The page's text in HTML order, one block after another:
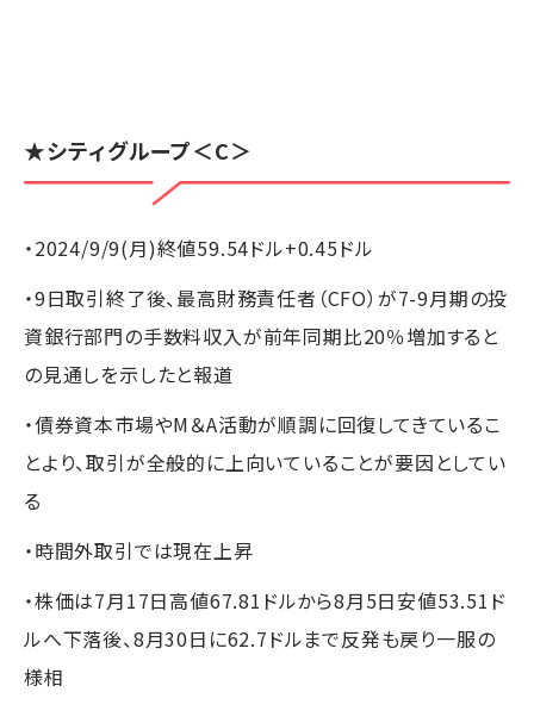
★シティグループ＜C＞
・2024/9/9(月)終値59.54ドル+0.45ドル
・9日取引終了後、最高財務責任者（CFO）が7-9月期の投
資銀行部門の手数料収入が前年同期比20％増加すると
の見通しを示したと報道
・債券資本市場やM＆A活動が順調に回復してきているこ
とより、取引が全般的に上向いていることが要因としてい
る
・時間外取引では現在上昇
・株価は7月17日高値67.81ドルから8月5日安値53.51ド
ルへ下落後、8月30日に62.7ドルまで反発も戻り一服の
様相